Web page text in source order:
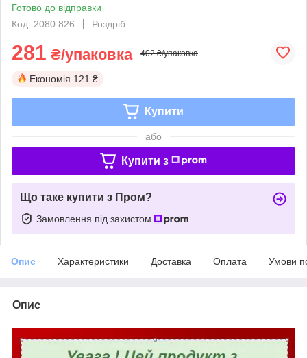
Готово до відправки
Код: 2080.826
Роздріб
281 ₴/упаковка 402 ₴/упаковка
Економія 121 ₴
Купити
або
Купити з
Що таке купити з Пром?
Замовлення під захистом
Опис Характеристики Доставка Оплата Умови
Опис